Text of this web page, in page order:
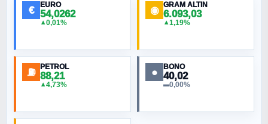
MURAT ÖZKAN
NURETTIN BÖLÜK
€ EURO
54,0262
▲0,01%
◉ GRAM ALTIN
6.093,03
▲1,19%
⛽ PETROL
88,21
▲4,73%
● BONO
40,02
▬0,00%